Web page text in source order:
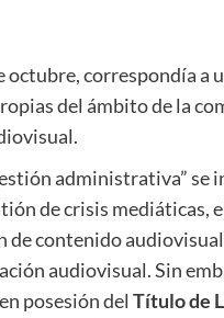
octubre, correspondía a
del ámbito de la
administrativa” se
de crisis mediáticas,
contenido
audiovisual. Sin
posesión del Título de